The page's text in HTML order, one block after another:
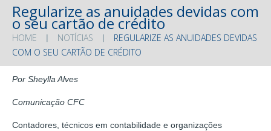
Regularize as anuidades devidas com
o seu cartão de crédito
HOME NOTÍCIAS
REGULARIZE AS ANUIDADES DEVIDAS
COM O SEU CARTÃO DE CRÉDITO
Por Sheylla Alves
Comunicação CFC
Contadores, técnicos em contabilidade e organizações